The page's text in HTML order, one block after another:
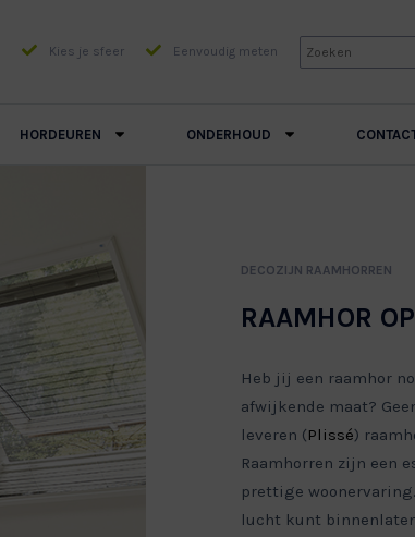
Kies je sfeer Eenvoudig meten
HORDEUREN ONDERHOUD
DECOZIJN RAAMHORREN
RAAMHOR
Heb jij een raamhor
afwijkende maat?
leveren (Plissé)
Raamhorren zijn een
prettige
lucht kunt